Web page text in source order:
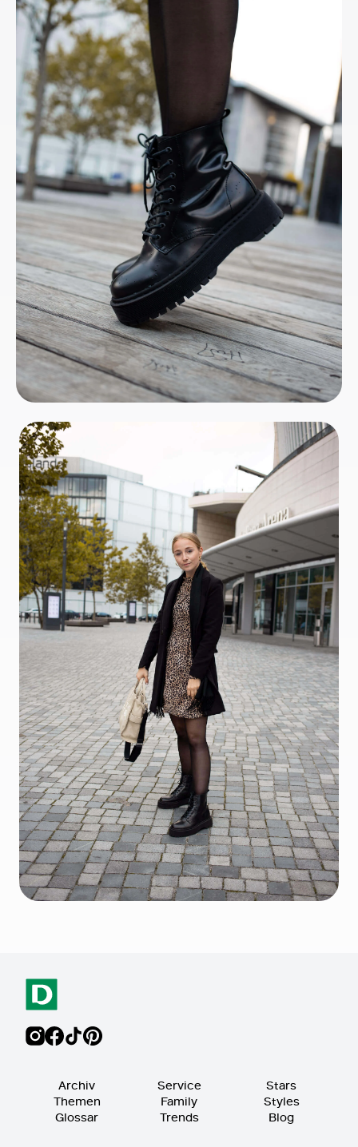
Archiv
Themen
Glossar
Service
Family
Trends
Stars
Styles
Blog